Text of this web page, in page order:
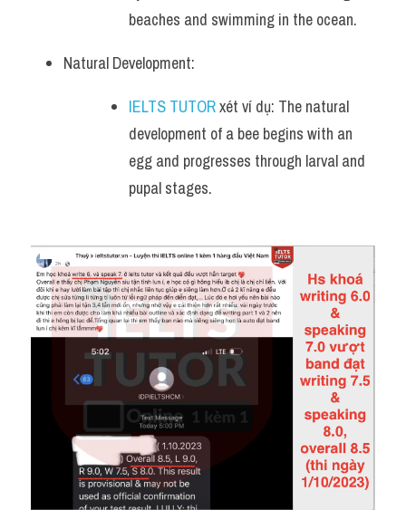
beaches and swimming in the ocean.
Natural Development:
IELTS TUTOR xét ví dụ: The natural
development of a bee begins with an
egg and progresses through larval and
pupal stages.